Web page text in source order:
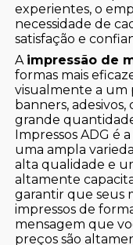
experientes, o
necessidade de
satisfação e
A impressão de
formas mais
visualmente a um
banners,
grande
Impressos ADG é
uma ampla
alta qualidade e
altamente
garantir que seus
impressos de
mensagem que
preços são